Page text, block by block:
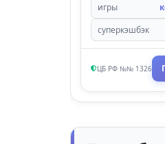
игры
суперкэшбэк
ЦБ РФ №№ 1326